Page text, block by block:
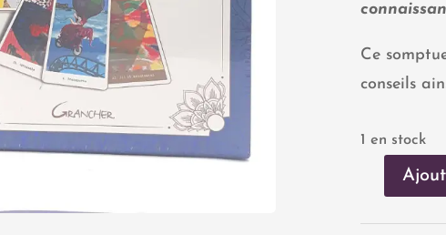
Ce
conseils
1 en stock
quantité